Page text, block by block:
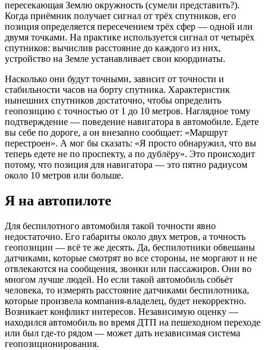
пересекающая Землю окружность (сумели представить?).
Когда приёмник получает сигнал от трёх спутников, его
позиция определяется пересечением трёх сфер — одной или
двумя точками. На практике используется сигнал от четырёх
спутников: вычислив расстояние до каждого из них,
устройство на Земле устанавливает свои координаты.
Насколько они будут точными, зависит от точности и
стабильности часов на борту спутника. Характеристик
нынешних спутников достаточно, чтобы определить
геопозицию с точностью от 1 до 10 метров. Наглядное тому
подтверждение — поведение навигатора в автомобиле. Едете
вы себе по дороге, а он внезапно сообщает: «Маршрут
перестроен». А мог бы сказать: «Я просто обнаружил, что вы
теперь едете не по проспекту, а по дублёру». Это происходит
потому, что позиция для навигатора — это пятно радиусом
около 10 метров или больше.
Я на автопилоте
Для беспилотного автомобиля такой точности явно
недостаточно. Его габариты около двух метров, а точность
геопозиции — всё те же десять. Да, беспилотники обвешаны
датчиками, которые смотрят во все стороны, не моргают и не
отвлекаются на сообщения, звонки или пассажиров. Они во
многом лучше людей. Но если такой автомобиль собьёт
человека, то измерять расстояние датчиками беспилотника,
которые произвела компания-владелец, будет некорректно.
Возникает конфликт интересов. Независимую оценку —
находился автомобиль во время ДТП на пешеходном переходе
или был где-то рядом — может дать независимая система
геопозиционирования.